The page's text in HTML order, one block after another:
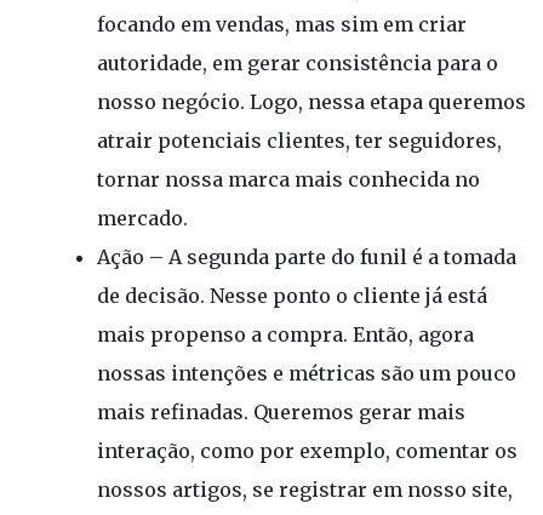
focando em vendas, mas sim em criar
autoridade, em gerar consistência para o
nosso negócio. Logo, nessa etapa queremos
atrair potenciais clientes, ter seguidores,
tornar nossa marca mais conhecida no
mercado.
Ação – A segunda parte do funil é a tomada
de decisão. Nesse ponto o cliente já está
mais propenso a compra. Então, agora
nossas intenções e métricas são um pouco
mais refinadas. Queremos gerar mais
interação, como por exemplo, comentar os
nossos artigos, se registrar em nosso site,